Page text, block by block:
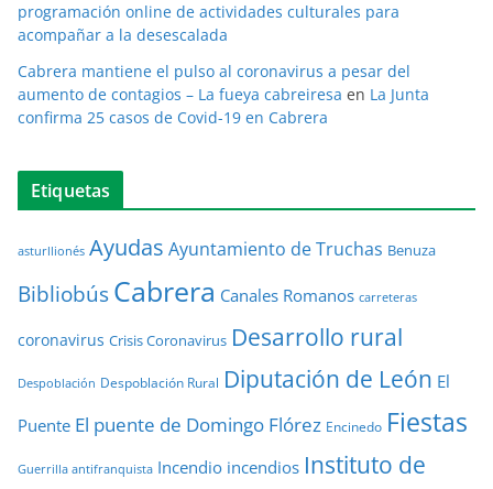
programación online de actividades culturales para
acompañar a la desescalada
Cabrera mantiene el pulso al coronavirus a pesar del
aumento de contagios – La fueya cabreiresa en La Junta
confirma 25 casos de Covid-19 en Cabrera
Etiquetas
asturllionés Ayudas Ayuntamiento de Truchas Benuza
BibliobúsCabrera Canales Romanos carreteras
coronavirus Crisis Coronavirus Desarrollo rural
Despoblación Despoblación Rural Diputación de León El
Puente El puente de Domingo Flórez Encinedo Fiestas
Guerrilla antifranquista Incendio incendios Instituto de